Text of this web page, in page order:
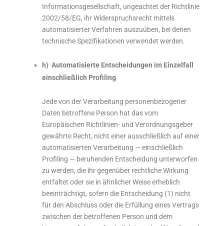
Informationsgesellschaft, ungeachtet der Richtlinie
2002/58/EG, ihr Widerspruchsrecht mittels
automatisierter Verfahren auszuüben, bei denen
technische Spezifikationen verwendet werden.
h) Automatisierte Entscheidungen im Einzelfall
einschließlich Profiling
Jede von der Verarbeitung personenbezogener
Daten betroffene Person hat das vom
Europäischen Richtlinien- und Verordnungsgeber
gewährte Recht, nicht einer ausschließlich auf einer
automatisierten Verarbeitung — einschließlich
Profiling — beruhenden Entscheidung unterworfen
zu werden, die ihr gegenüber rechtliche Wirkung
entfaltet oder sie in ähnlicher Weise erheblich
beeinträchtigt, sofern die Entscheidung (1) nicht
für den Abschluss oder die Erfüllung eines Vertrags
zwischen der betroffenen Person und dem